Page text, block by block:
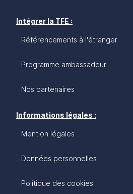
Intégrer la TFE :
Référencements à l'étranger
Programme ambassadeur
Nos partenaires
Informations légales :
Mention légales
Données personnelles
Politique des cookies